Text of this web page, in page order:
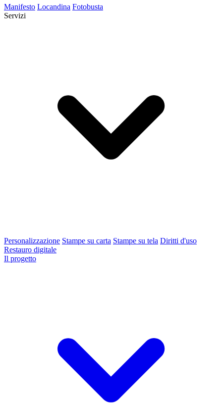
Manifesto Locandina Fotobusta
Servizi
Personalizzazione Stampe su carta Stampe su tela Diritti d'uso
Restauro digitale
Il progetto